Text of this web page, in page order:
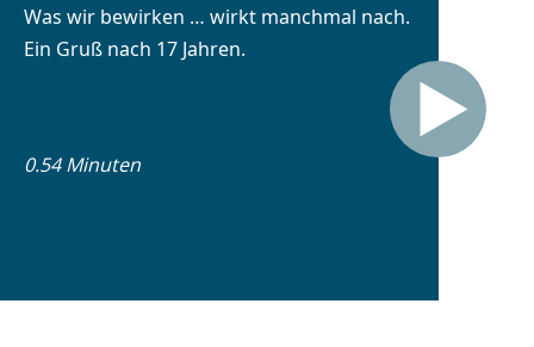
Was wir bewirken … wirkt manchmal nach.
Ein Gruß nach 17 Jahren.
0.54 Minuten